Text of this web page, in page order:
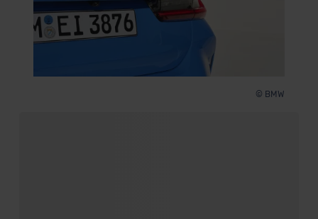
der EU erfolgt, erfolgt dies ausschließlich auf der
Grundlage eines Angemessenheitsbeschlusses der EU-
Standarddatenschutzklauseln (Art. 46 Abs. 2 lit. c
erteilen. Nähere Informationen zu den bestehenden
© BMW